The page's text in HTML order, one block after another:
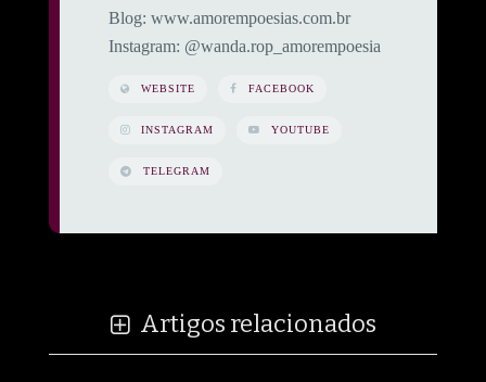
​Blog: www.amorempoesias.com.br
​Instagram: @wanda.rop_amorempoesia
WEBSITE FACEBOOK
INSTAGRAM YOUTUBE
TELEGRAM
Artigos relacionados